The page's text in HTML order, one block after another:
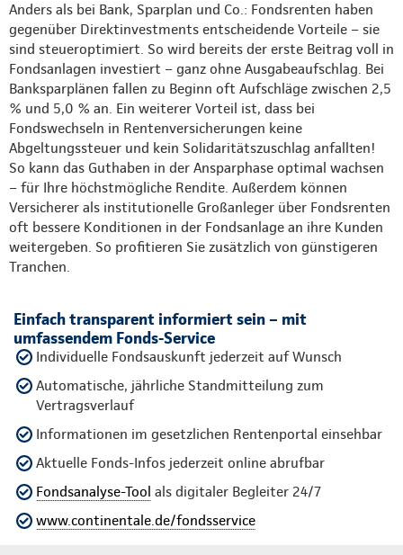
Anders als bei Bank, Sparplan und Co.: Fondsrenten haben
gegenüber Direktinvestments entscheidende Vorteile – sie
sind steueroptimiert. So wird bereits der erste Beitrag voll in
Fondsanlagen investiert – ganz ohne Ausgabeaufschlag. Bei
Banksparplänen fallen zu Beginn oft Aufschläge zwischen 2,5
% und 5,0 % an. Ein weiterer Vorteil ist, dass bei
Fondswechseln in Rentenversicherungen keine
Abgeltungssteuer und kein Solidaritätszuschlag anfallten!
So kann das Guthaben in der Ansparphase optimal wachsen
– für Ihre höchstmögliche Rendite. Außerdem können
Versicherer als institutionelle Großanleger über Fondsrenten
oft bessere Konditionen in der Fondsanlage an ihre Kunden
weitergeben. So profitieren Sie zusätzlich von günstigeren
Tranchen.
Einfach transparent informiert sein – mit
umfassendem Fonds-Service
Individuelle Fondsauskunft jederzeit auf Wunsch
Automatische, jährliche Standmitteilung zum
Vertragsverlauf
Informationen im gesetzlichen Rentenportal einsehbar
Aktuelle Fonds-Infos jederzeit online abrufbar
Fondsanalyse-Tool als digitaler Begleiter 24/7
www.continentale.de/fondsservice